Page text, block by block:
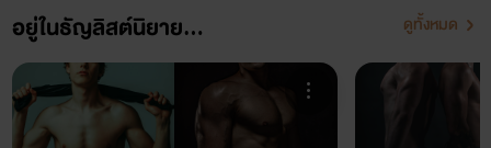
อยู่ในธัญลิสต์นิยาย... ดูทั้งหมด